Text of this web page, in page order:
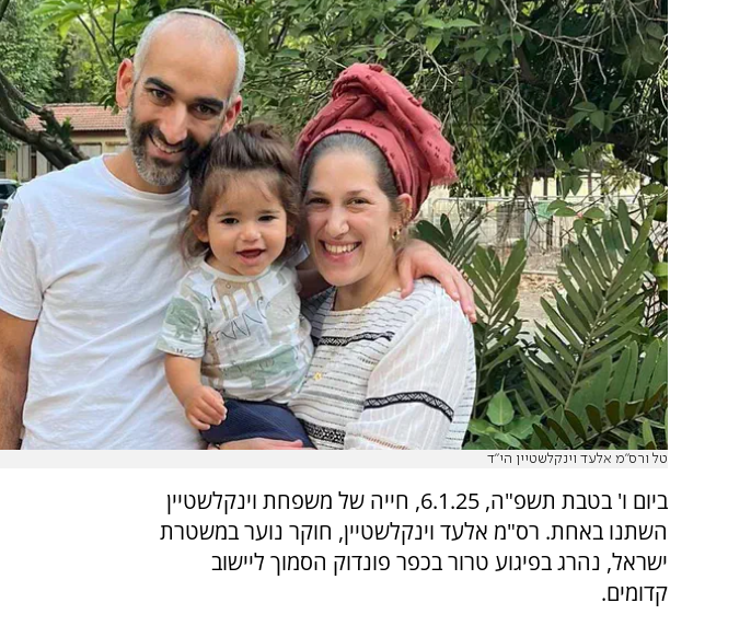
טל ורס"מ אלעד וינקלשטיין הי"ד
ביום ו' בטבת תשפ"ה, 6.1.25, חייה של משפחת וינקלשטיין
השתנו באחת. רס"מ אלעד וינקלשטיין, חוקר נוער במשטרת
ישראל, נהרג בפיגוע טרור בכפר פונדוק הסמוך ליישוב
קדומים.